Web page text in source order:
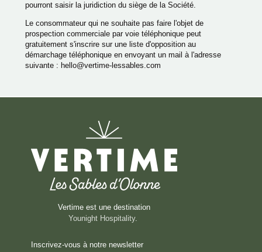
pourront saisir la juridiction du siège de la Société.
Le consommateur qui ne souhaite pas faire l'objet de
prospection commerciale par voie téléphonique peut
gratuitement s'inscrire sur une liste d'opposition au
démarchage téléphonique en envoyant un mail à l'adresse
suivante : hello@vertime-lessables.com
Vertime est une destination
Younight Hospitality.
Inscrivez-vous à notre newsletter